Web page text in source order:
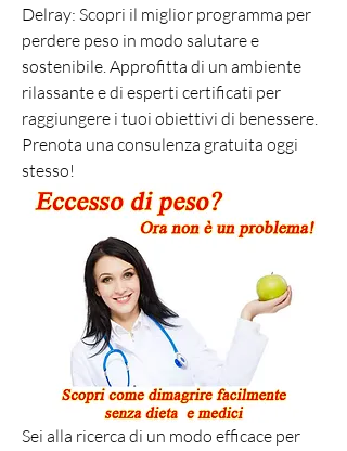
Delray: Scopri il miglior programma per
perdere peso in modo salutare e
sostenibile. Approfitta di un ambiente
rilassante e di esperti certificati per
raggiungere i tuoi obiettivi di benessere.
Prenota una consulenza gratuita oggi
stesso!
Sei alla ricerca di un modo efficace per